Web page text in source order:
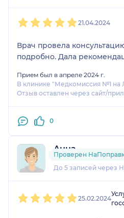
21.04.2024
Врач провела
подробно. Дала
Прием был в апреле 2024 г.
В клинике "Медкомиссия №1 на
Отзыв оставлен через сайт/
0
Анна
1 отзыв
До 5 записей через
Проверен
25.02.2024